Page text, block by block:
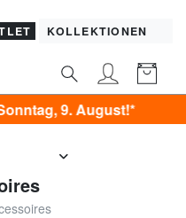
KOLLEKTIONEN